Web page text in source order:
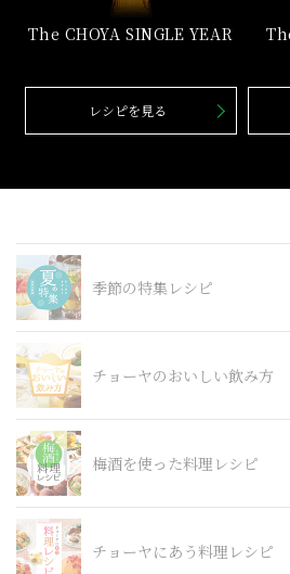
The CHOYA SINGLE YEAR
レシピを見る
季節の特集レシピ
チョーヤのおいしい飲み方
梅酒を使った料理レシピ
チョーヤにあう料理レシピ